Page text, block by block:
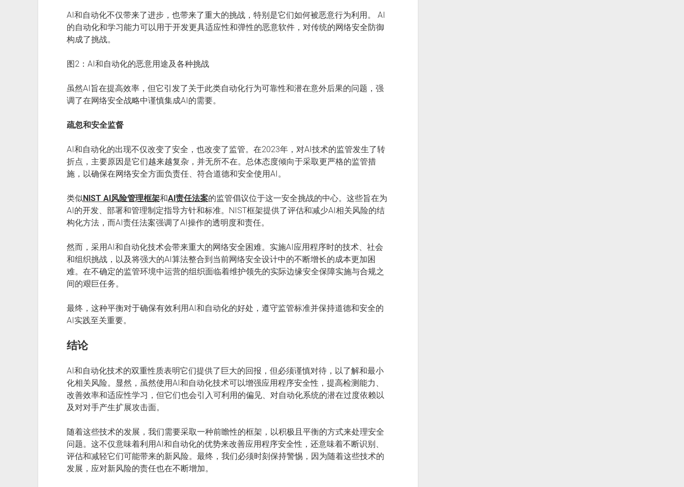
AI和自动化不仅带来了进步，也带来了重大的挑战，特别是它们如何被恶意行为利用。 AI
的自动化和学习能力可以用于开发更具适应性和弹性的恶意软件，对传统的网络安全防御
构成了挑战。
图2：AI和自动化的恶意用途及各种挑战
虽然AI旨在提高效率，但它引发了关于此类自动化行为可靠性和潜在意外后果的问题，强
调了在网络安全战略中谨慎集成AI的需要。
疏忽和安全监督
AI和自动化的出现不仅改变了安全，也改变了监管。在2023年，对AI技术的监管发生了转
折点，主要原因是它们越来越复杂，并无所不在。总体态度倾向于采取更严格的监管措
施，以确保在网络安全方面负责任、符合道德和安全使用AI。
类似NIST AI风险管理框架和AI责任法案的监管倡议位于这一安全挑战的中心。这些旨在为
AI的开发、部署和管理制定指导方针和标准。NIST框架提供了评估和减少AI相关风险的结
构化方法，而AI责任法案强调了AI操作的透明度和责任。
然而，采用AI和自动化技术会带来重大的网络安全困难。实施AI应用程序时的技术、社会
和组织挑战，以及将强大的AI算法整合到当前网络安全设计中的不断增长的成本更加困
难。在不确定的监管环境中运营的组织面临着维护领先的实际边缘安全保障实施与合规之
间的艰巨任务。
最终，这种平衡对于确保有效利用AI和自动化的好处，遵守监管标准并保持道德和安全的
AI实践至关重要。
结论
AI和自动化技术的双重性质表明它们提供了巨大的回报，但必须谨慎对待，以了解和最小
化相关风险。显然，虽然使用AI和自动化技术可以增强应用程序安全性，提高检测能力、
改善效率和适应性学习，但它们也会引入可利用的偏见、对自动化系统的潜在过度依赖以
及对对手产生扩展攻击面。
随着这些技术的发展，我们需要采取一种前瞻性的框架，以积极且平衡的方式来处理安全
问题。这不仅意味着利用AI和自动化的优势来改善应用程序安全性，还意味着不断识别、
评估和减轻它们可能带来的新风险。最终，我们必须时刻保持警惕，因为随着这些技术的
发展，应对新风险的责任也在不断增加。